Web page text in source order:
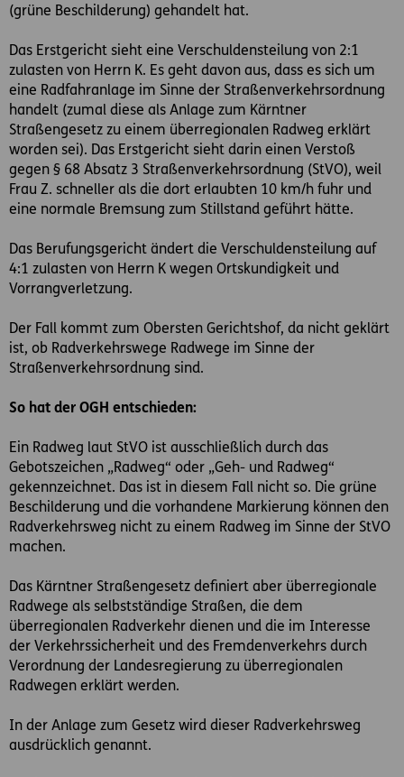
(grüne Beschilderung) gehandelt hat.
Das Erstgericht sieht eine Verschuldensteilung von 2:1
zulasten von Herrn K. Es geht davon aus, dass es sich um
eine Radfahranlage im Sinne der Straßenverkehrsordnung
handelt (zumal diese als Anlage zum Kärntner
Straßengesetz zu einem überregionalen Radweg erklärt
worden sei). Das Erstgericht sieht darin einen Verstoß
gegen § 68 Absatz 3 Straßenverkehrsordnung (StVO), weil
Frau Z. schneller als die dort erlaubten 10 km/h fuhr und
eine normale Bremsung zum Stillstand geführt hätte.
Das Berufungsgericht ändert die Verschuldensteilung auf
4:1 zulasten von Herrn K wegen Ortskundigkeit und
Vorrangverletzung.
Der Fall kommt zum Obersten Gerichtshof, da nicht geklärt
ist, ob Radverkehrswege Radwege im Sinne der
Straßenverkehrsordnung sind.
So hat der OGH entschieden:
Ein Radweg laut StVO ist ausschließlich durch das
Gebotszeichen „Radweg“ oder „Geh- und Radweg“
gekennzeichnet. Das ist in diesem Fall nicht so. Die grüne
Beschilderung und die vorhandene Markierung können den
Radverkehrsweg nicht zu einem Radweg im Sinne der StVO
machen.
Das Kärntner Straßengesetz definiert aber überregionale
Radwege als selbstständige Straßen, die dem
überregionalen Radverkehr dienen und die im Interesse
der Verkehrssicherheit und des Fremdenverkehrs durch
Verordnung der Landesregierung zu überregionalen
Radwegen erklärt werden.
In der Anlage zum Gesetz wird dieser Radverkehrsweg
ausdrücklich genannt.